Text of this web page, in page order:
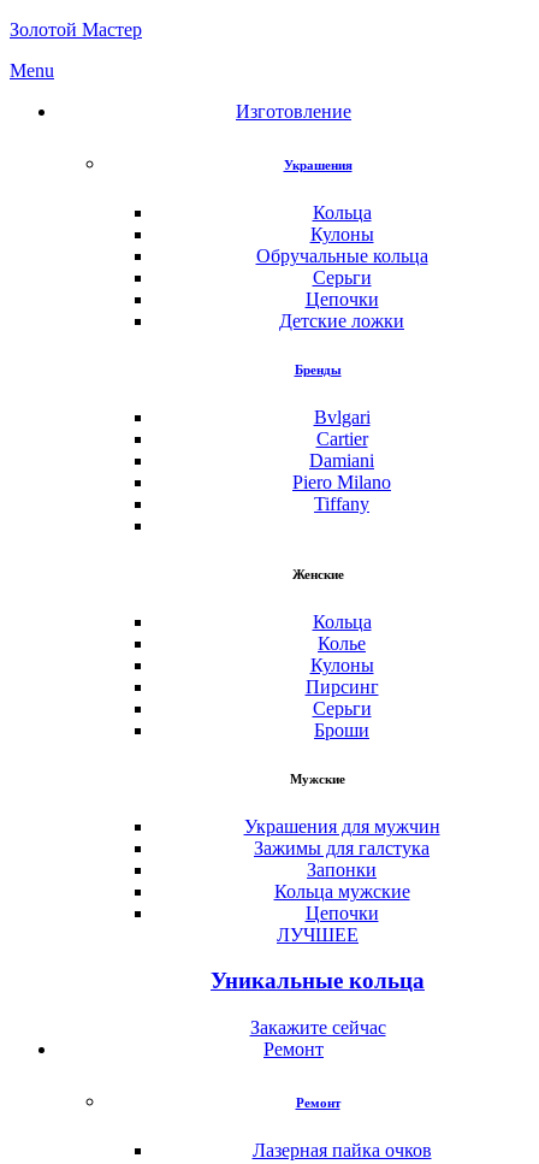
Золотой Мастер
Menu
Изготовление
Украшения
Кольца
Кулоны
Обручальные кольца
Серьги
Цепочки
Детские ложки
Бренды
Bvlgari
Cartier
Damiani
Piero Milano
Tiffany
Женские
Кольца
Колье
Кулоны
Пирсинг
Серьги
Броши
Мужские
Украшения для мужчин
Зажимы для галстука
Запонки
Кольца мужские
Цепочки
ЛУЧШЕЕ
Уникальные кольца
Закажите сейчас
Ремонт
Ремонт
Лазерная пайка очков